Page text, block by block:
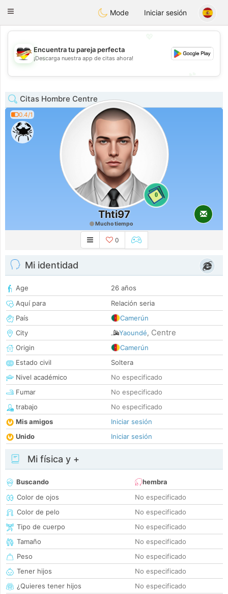
DeutschDating
Toggle
Mode Iniciar sesión
💖
💕
Encuentra tu pareja perfecta
¡Descarga nuestra app de citas ahora!
Citas Hombre Centre
0.4/1
0
Thti97
Mucho tiempo
0
Mi identidad
Age
26 años
Aquí para
Relación seria
País
Camerún
City
Yaoundé, Centre
Origin
Camerún
Estado civil
Soltera
Nivel académico
No especificado
Fumar
No especificado
trabajo
No especificado
Mis amigos
Iniciar sesión
Unido
Iniciar sesión
Mi física y +
Buscando
hembra
Color de ojos
No especificado
Color de pelo
No especificado
Tipo de cuerpo
No especificado
Tamaño
No especificado
Peso
No especificado
Tener hijos
No especificado
¿Quieres tener hijos
No especificado